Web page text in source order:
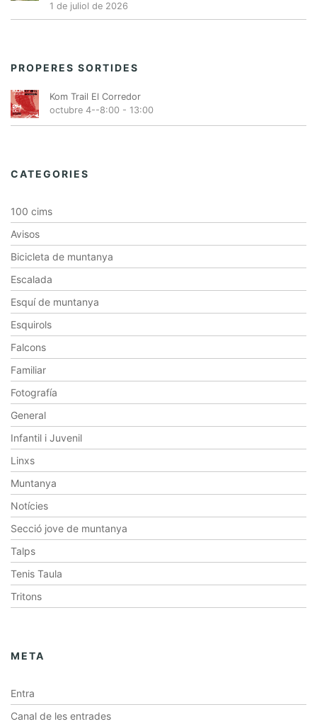
1 de juliol de 2026
PROPERES SORTIDES
Kom Trail El Corredor
octubre 4--8:00 - 13:00
CATEGORIES
100 cims
Avisos
Bicicleta de muntanya
Escalada
Esquí de muntanya
Esquirols
Falcons
Familiar
Fotografía
General
Infantil i Juvenil
Linxs
Muntanya
Notícies
Secció jove de muntanya
Talps
Tenis Taula
Tritons
META
Entra
Canal de les entrades